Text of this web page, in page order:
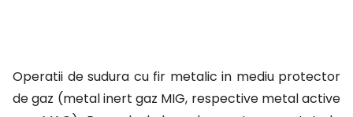
Operatii de sudura cu fir metalic in mediu protector
de gaz (metal inert gaz MIG, respective metal active